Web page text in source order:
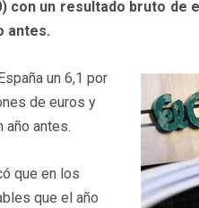
un resultado bruto de
antes.
un 6,1 por
de euros y
año antes.
que en los
que el año